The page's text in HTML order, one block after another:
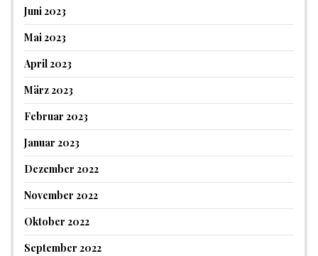
Juni 2023
Mai 2023
April 2023
März 2023
Februar 2023
Januar 2023
Dezember 2022
November 2022
Oktober 2022
September 2022